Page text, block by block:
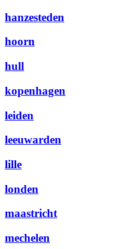
hanzesteden
hoorn
hull
kopenhagen
leiden
leeuwarden
lille
londen
maastricht
mechelen